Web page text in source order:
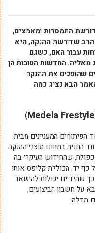
התמסרות ומאמצים,
הרב שדורשת ההנקה, היא
עבור האם, כשגם
מאליה. החדשות הטובות הן
שהופכים את ההנקה
הבא נציג כמה
Medela Frestyle
)
הפיתוחים המעניינים מבית
החנית בתחום מוצרי ההנקה
שהחידוש העיקרי בה
כף יד, הכוללת קליפס אותו
שהידיים יכולות להישאר
על חשבון הביצועים,
מדלה.